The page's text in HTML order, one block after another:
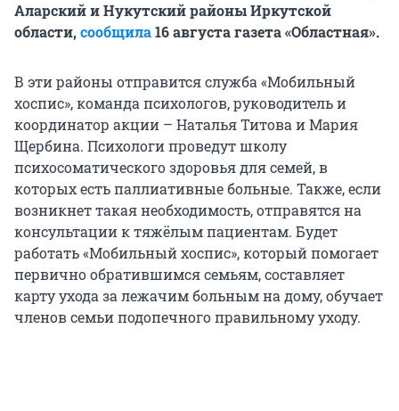
Аларский и Нукутский районы Иркутской
области,сообщила16 августа газета «Областная».
В эти районы отправится служба «Мобильный
хоспис», команда психологов, руководитель и
координатор акции – Наталья Титова и Мария
Щербина. Психологи проведут школу
психосоматического здоровья для семей, в
которых есть паллиативные больные. Также, если
возникнет такая необходимость, отправятся на
консультации к тяжёлым пациентам. Будет
работать «Мобильный хоспис», который помогает
первично обратившимся семьям, составляет
карту ухода за лежачим больным на дому, обучает
членов семьи подопечного правильному уходу.